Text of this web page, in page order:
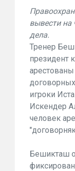
вывести на
дела.
Тренер
президент
игроки
Искендер
человек
Бешикташ